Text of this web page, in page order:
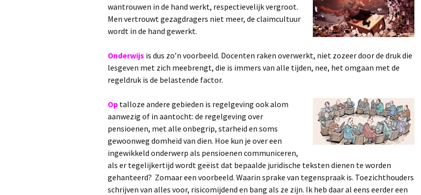
wantrouwen in de hand werkt, respectievelijk vergroot.
Men vertrouwt gezagdragers niet meer, de claimcultuur
wordt in de hand gewerkt.
Onderwijs is dus zo’n voorbeeld. Docenten raken overwerkt, niet zozeer door de druk die
lesgeven met zich meebrengt, die is immers van alle tijden, nee, het omgaan met de
regeldruk is de belastende factor.
Op talloze andere gebieden is regelgeving ook alom
aanwezig of in aantocht: de regelgeving over
pensioenen, met alle onbegrip, starheid en soms
gewoonweg domheid van dien. Hoe kun je over een
ingewikkeld onderwerp als pensioenen communiceren,
als er tegelijkertijd wordt geëist dat bepaalde juridische teksten dienen te worden
gehanteerd? Zomaar een voorbeeld. Waarin sprake van tegenspraak is. Toezichthouders
schrijven van alles voor, risicomijdend en bang als ze zijn. Ik heb daar al eens eerder een